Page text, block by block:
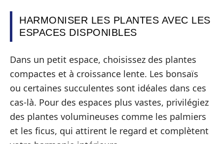
HARMONISER LES PLANTES AVEC LES
ESPACES DISPONIBLES
Dans un petit espace, choisissez des plantes
compactes et à croissance lente. Les bonsaïs
ou certaines succulentes sont idéales dans ces
cas-là. Pour des espaces plus vastes, privilégiez
des plantes volumineuses comme les palmiers
et les ficus, qui attirent le regard et complètent